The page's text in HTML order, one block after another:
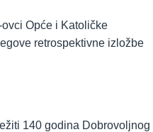
Opće i Katoličke
retrospektivne izložbe
140 godina Dobrovoljnog